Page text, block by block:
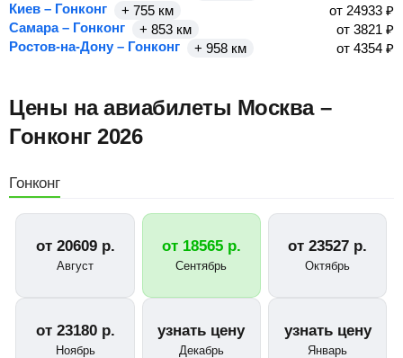
Киев – Гонконг
+ 755 км от 24933 ₽
Самара – Гонконг
+ 853 км от 3821 ₽
Ростов-на-Дону – Гонконг
+ 958 км от 4354 ₽
Цены на авиабилеты Москва –
Гонконг 2026
Гонконг
от 20609р.
Август
от 18565р.
Сентябрь
от23527 р.
Октябрь
от 23180р.
Ноябрь
узнать цену
Декабрь
узнать цену
Январь